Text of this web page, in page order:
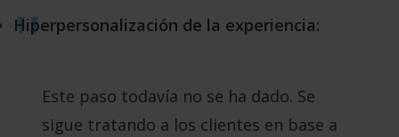
Hiperpersonalización de la experiencia:
Este paso todavía no se ha dado. Se
sigue tratando a los clientes en base a